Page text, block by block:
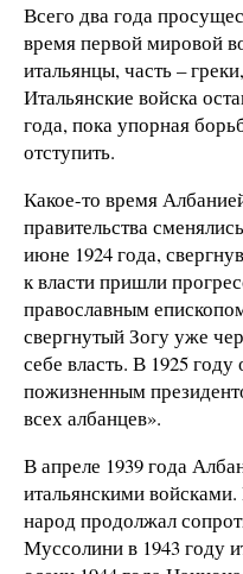
Всего два года
время первой мировой
итальянцы, часть –
Итальянские войска
года, пока упорная
отступить.
Какое-то время
правительства
июне 1924 года,
к власти пришли
православным
свергнутый Зогу уже
себе власть. В 1925 году
пожизненным
всех албанцев».
В апреле 1939 года
итальянскими
народ продолжал
Муссолини в 1943 году